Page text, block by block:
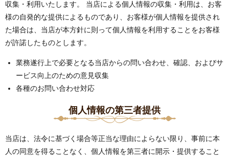
収集・利用いたします。 当店による個人情報の収集・利用は、お客
様の自発的な提供によるものであり、お客様が個人情報を提供され
た場合は、当店が本方針に則って個人情報を利用することをお客様
が許諾したものとします。
業務遂行上で必要となる当店からの問い合わせ、確認、およびサ
ービス向上のための意見収集
各種のお問い合わせ対応
個人情報の第三者提供
当店は、法令に基づく場合等正当な理由によらない限り、事前に本
人の同意を得ることなく、個人情報を第三者に開示・提供すること